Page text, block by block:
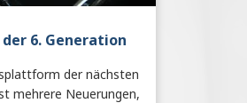
der 6. Generation
der nächsten
mehrere Neuerungen,